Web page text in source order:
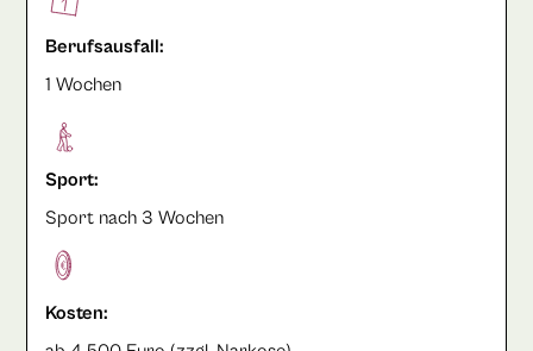
Berufsausfall:
1 Wochen
Sport:
Sport nach 3 Wochen
Kosten: